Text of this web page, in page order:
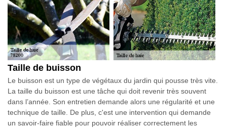
Taille de buisson
Le buisson est un type de végétaux du jardin qui pousse très vite.
La taille du buisson est une tâche qui doit revenir très souvent
dans l’année. Son entretien demande alors une régularité et une
technique de taille. De plus, c'est une intervention qui demande
un savoir-faire fiable pour pouvoir réaliser correctement les